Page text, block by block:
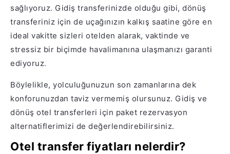
sağlıyoruz. Gidiş transferinizde olduğu gibi, dönüş
transferiniz için de uçağınızın kalkış saatine göre en
ideal vakitte sizleri otelden alarak, vaktinde ve
stressiz bir biçimde havalimanına ulaşmanızı garanti
ediyoruz.
Böylelikle, yolculuğunuzun son zamanlarına dek
konforunuzdan taviz vermemiş olursunuz. Gidiş ve
dönüş otel transferleri için paket rezervasyon
alternatiflerimizi de değerlendirebilirsiniz.
Otel transfer fiyatları nelerdir?